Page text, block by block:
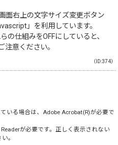
面右上の文字サイズ変更ボタン
」を利用しています。
の仕組みをOFFにしていると、
注意ください。
（ID:374）
いる場合は、Adobe Acrobat(R)が必要で
が必要です。正しく表示されない
。